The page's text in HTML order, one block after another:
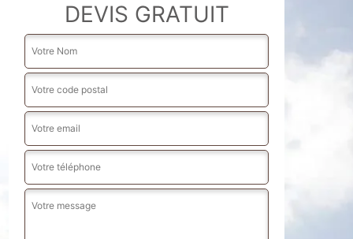
DEVIS GRATUIT